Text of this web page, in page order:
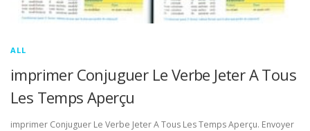
ALL
imprimer Conjuguer Le Verbe Jeter A Tous
Les Temps Aperçu
imprimer Conjuguer Le Verbe Jeter A Tous Les Temps Aperçu. Envoyer